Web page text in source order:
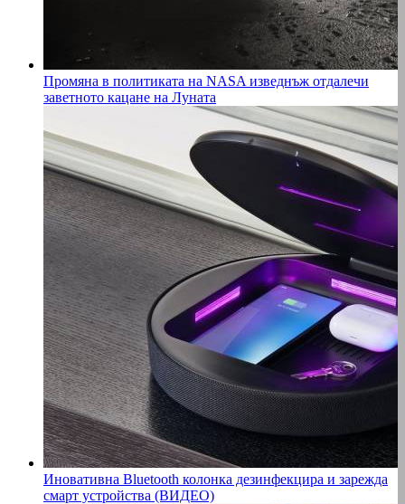
Промяна в политиката на NASA изведнъж отдалечи
заветното кацане на Луната
Иновативна Bluetooth колонка дезинфекцира и зарежда
смарт устройства (ВИДЕО)